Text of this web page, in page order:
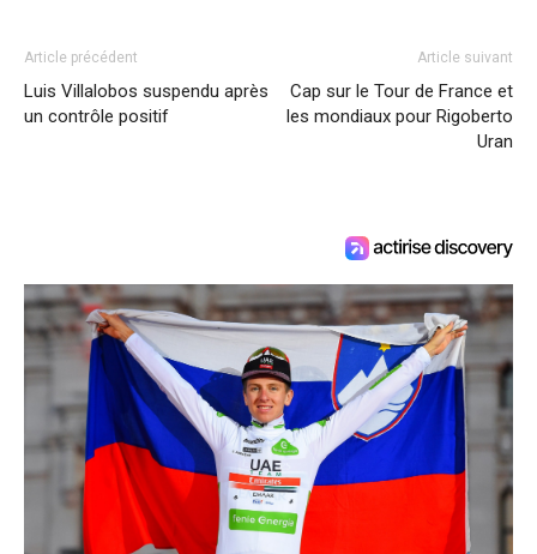
Article précédent
Luis Villalobos suspendu après
un contrôle positif
Article suivant
Cap sur le Tour de France et
les mondiaux pour Rigoberto
Uran